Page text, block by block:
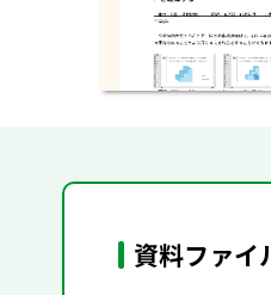
資料ファイ